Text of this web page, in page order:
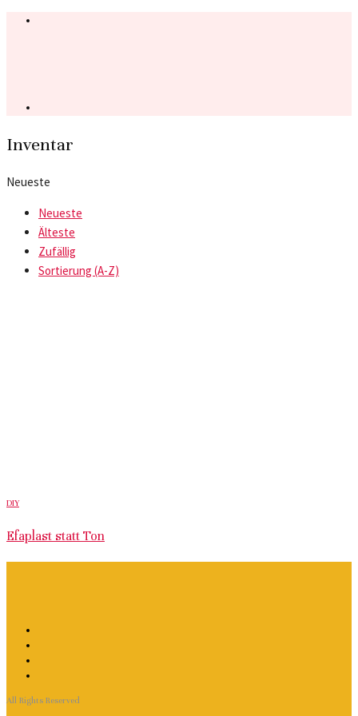
Inventar
Neueste
Neueste
Älteste
Zufällig
Sortierung (A-Z)
DIY
Efaplast statt Ton
All Rights Reserved